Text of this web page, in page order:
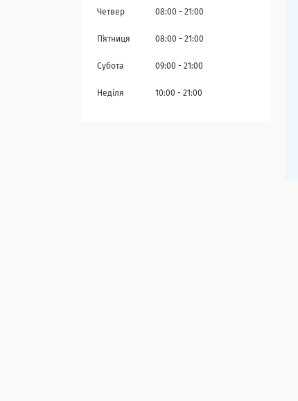
Четвер 08:00 21:00
Пʼятниця 08:00 21:00
Субота 09:00 21:00
Неділя 10:00 21:00